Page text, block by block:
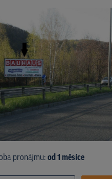
pronájmu: od 1 měsíce